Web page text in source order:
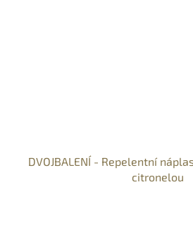
DVOJBALENÍ - Repelentní
citronelou